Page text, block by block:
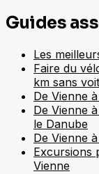
Guides
Les
Faire du
km sans
De Vienne
De Vienne
le Danube
De Vienne
Excursions
Vienne